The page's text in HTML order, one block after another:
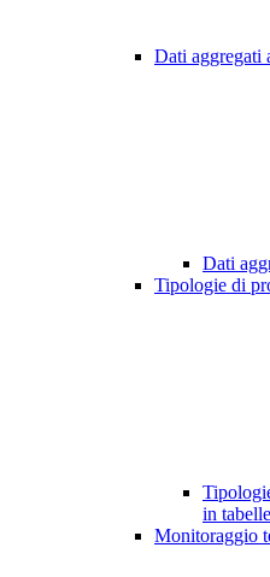
Dati aggregati
Dati
Tipologie di
in
Monitoraggio